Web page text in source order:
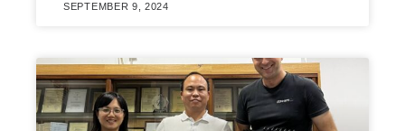
SEPTEMBER 9, 2024